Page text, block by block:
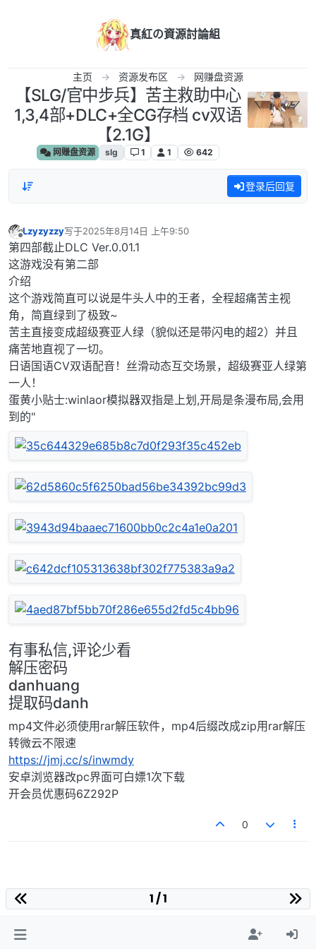
真紅の資源討論組
主页 资源发布区 网赚盘资源
【SLG/官中步兵】苦主救助中心
1,3,4部+DLC+全CG存档 cv双语
【2.1G】
网赚盘资源 slg 1 1 642
登录后回复
离线
Lzyzyzzy写于2025年8月14日 上午9:50
最后由 编辑
第四部截止DLC Ver.0.01.1
这游戏没有第二部
介绍
这个游戏简直可以说是牛头人中的王者，全程超痛苦主视
角，简直绿到了极致~
苦主直接变成超级赛亚人绿（貌似还是带闪电的超2）并且
痛苦地直视了一切。
日语国语CV双语配音！丝滑动态互交场景，超级赛亚人绿第
一人！
蛋黄小贴士:winlaor模拟器双指是上划,开局是条漫布局,会用
到的"
有事私信,评论少看
解压密码
danhuang
提取码danh
mp4文件必须使用rar解压软件，mp4后缀改成zip用rar解压
转微云不限速
https://jmj.cc/s/inwmdy
安卓浏览器改pc界面可白嫖1次下载
开会员优惠码6Z292P
0
1 / 1